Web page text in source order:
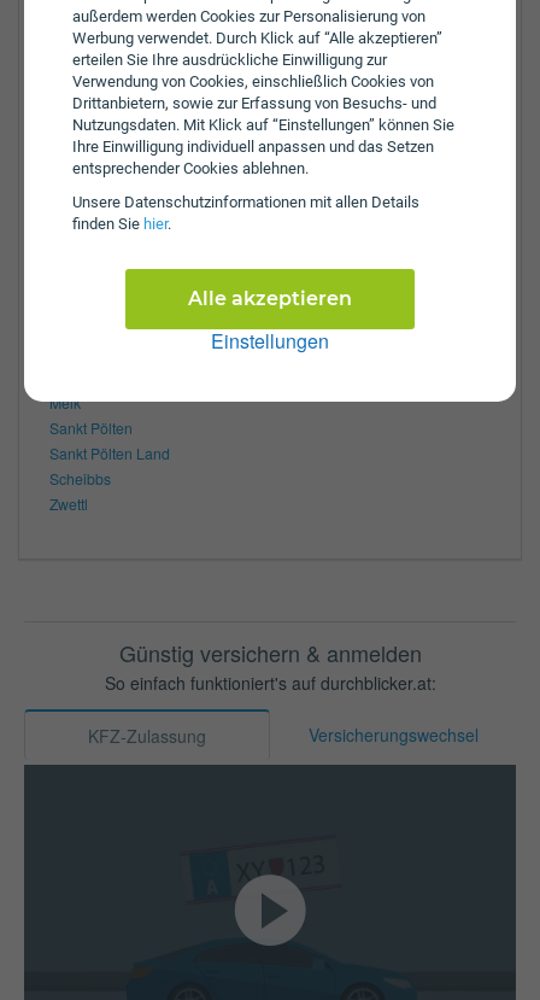
außerdem werden Cookies zur Personalisierung von
Werbung verwendet. Durch Klick auf “Alle akzeptieren”
erteilen Sie Ihre ausdrückliche Einwilligung zur
Verwendung von Cookies, einschließlich Cookies von
Drittanbietern, sowie zur Erfassung von Besuchs- und
Nutzungsdaten. Mit Klick auf “Einstellungen” können Sie
Ihre Einwilligung individuell anpassen und das Setzen
entsprechender Cookies ablehnen.
Unsere Daten­schutz­informationen mit allen Details
finden Sie hier.
Einstellungen
Alle akzeptieren
Tel.:+43-7412-53050
Fax:+43-7412-53050-9
E-Mail: office.convencio@uniqa.at
Öffnungszeiten:
8:00 - 16:00 Uhr
8:00 - 16:00 Uhr
Zulassungsbezirke:
Melk
Sankt Pölten
Sankt Pölten Land
Scheibbs
Zwettl
Günstig versichern & anmelden
So einfach funktioniert's auf durchblicker.at:
KFZ-Zulassung Versicherungswechsel